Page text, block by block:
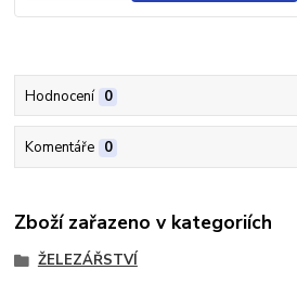
Hodnocení 0
Komentáře 0
Zboží zařazeno v kategoriích
ŽELEZÁŘSTVÍ